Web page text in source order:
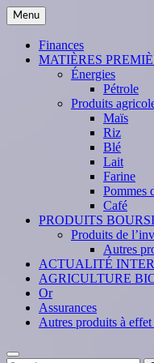
Skip
to
content
Menu
Finances
MATIÈRES
Énergies
Pétrole
Produits
Maïs
Riz
Blé
Lait
Farine
Pommes
Café
PRODUITS
Produits de
Autres
ACTUALITÉ
AGRICULTURE
Or
Assurances
Autres produits à
Search